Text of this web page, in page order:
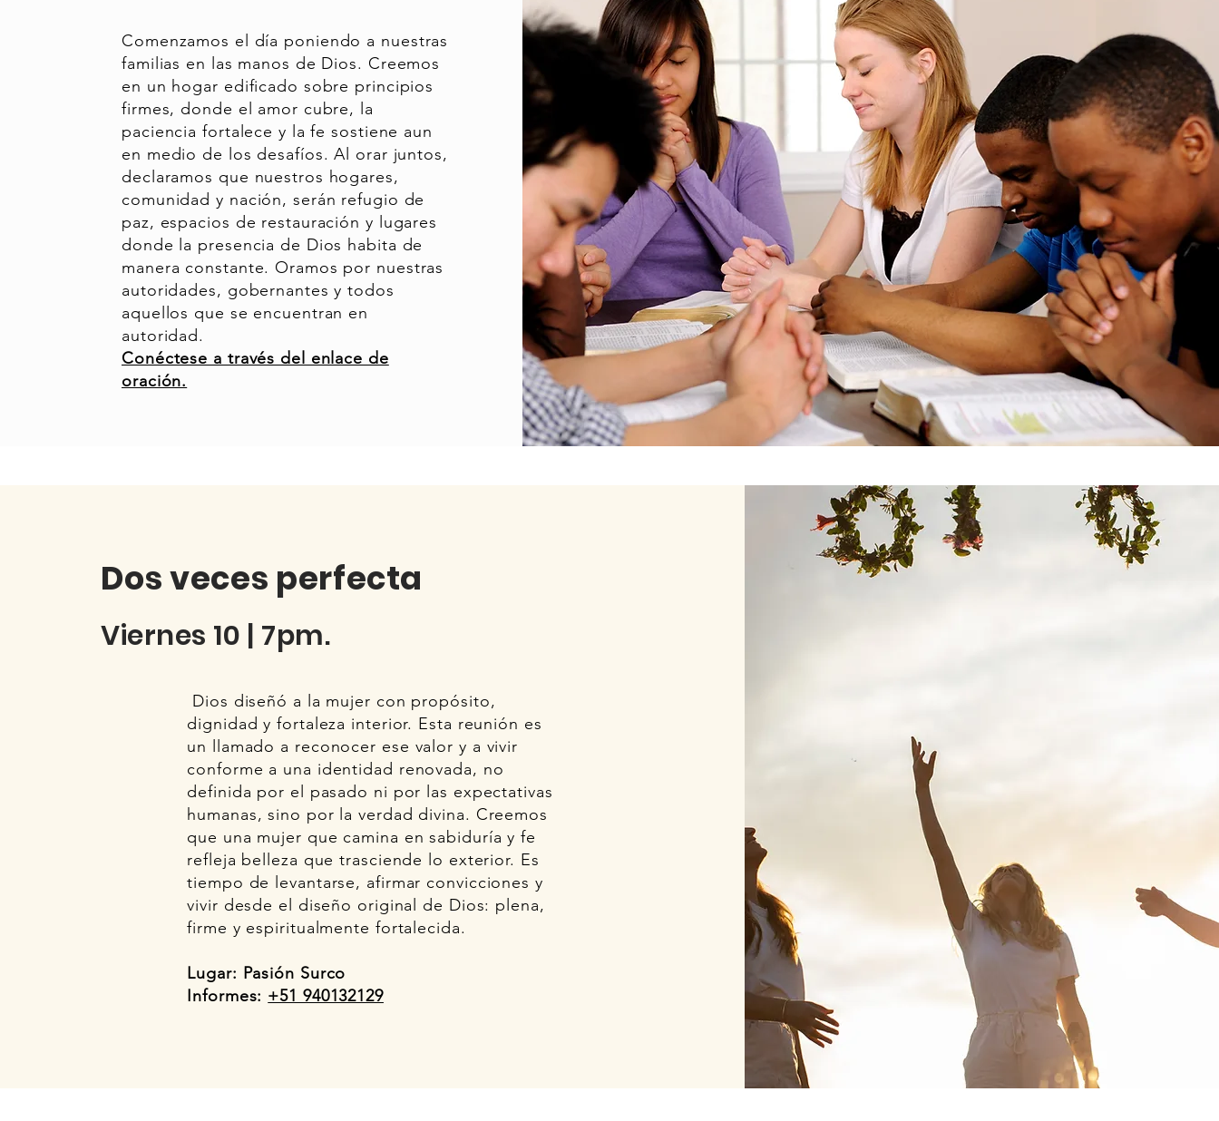
Comenzamos el día poniendo a nuestras
familias en las manos de Dios. Creemos
en un hogar edificado sobre principios
firmes, donde el amor cubre, la
paciencia fortalece y la fe sostiene aun
en medio de los desafíos. Al orar juntos,
declaramos que nuestros hogares,
comunidad y nación, serán refugio de
paz, espacios de restauración y lugares
donde la presencia de Dios habita de
manera constante. Oramos por nuestras
autoridades, gobernantes y todos
aquellos que se encuentran en
autoridad.
Conéctese a través del enlace de
oración.
Dos veces perfecta
Viernes 10 | 7pm.
Dios diseñó a la mujer con propósito,
dignidad y fortaleza interior. Esta reunión es
un llamado a reconocer ese valor y a vivir
conforme a una identidad renovada, no
definida por el pasado ni por las expectativas
humanas, sino por la verdad divina. Creemos
que una mujer que camina en sabiduría y fe
refleja belleza que trasciende lo exterior. Es
tiempo de levantarse, afirmar convicciones y
vivir desde el diseño original de Dios: plena,
firme y espiritualmente fortalecida.
Lugar: Pasión Surco
Informes: +51 940132129